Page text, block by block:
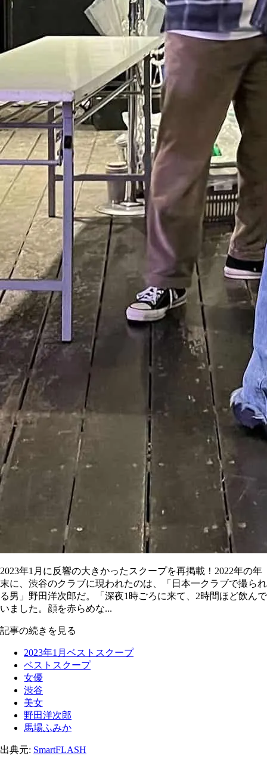
2023年1月に反響の大きかったスクープを再掲載！2022年の年
末に、渋谷のクラブに現われたのは、「日本一クラブで撮られ
る男」野田洋次郎だ。「深夜1時ごろに来て、2時間ほど飲んで
いました。顔を赤らめな...
記事の続きを見る
2023年1月ベストスクープ
ベストスクープ
女優
渋谷
美女
野田洋次郎
馬場ふみか
出典元: SmartFLASH